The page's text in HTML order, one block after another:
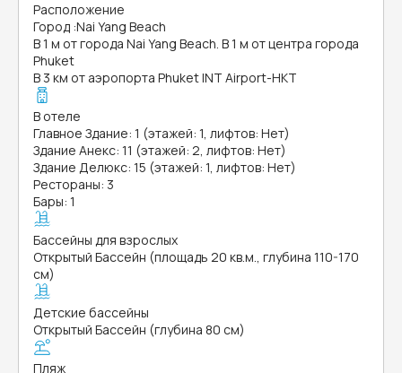
Расположение
Город :Nai Yang Beach
В 1 м от города Nai Yang Beach. В 1 м от центра города
Phuket
В 3 км от аэропорта Phuket INT Airport-HKT
В отеле
Главное Здание: 1 (этажей: 1, лифтов: Нет)
Здание Анекс: 11 (этажей: 2, лифтов: Нет)
Здание Делюкс: 15 (этажей: 1, лифтов: Нет)
Рестораны: 3
Бары: 1
Бассейны для взрослых
Открытый Бассейн (площадь 20 кв.м., глубина 110-170
см)
Детские бассейны
Открытый Бассейн (глубина 80 см)
Пляж